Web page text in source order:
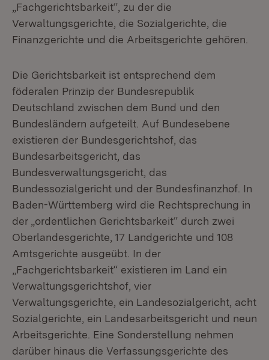
„Fachgerichtsbarkeit“, zu der die
Verwaltungsgerichte, die Sozialgerichte, die
Finanzgerichte und die Arbeitsgerichte gehören.
Die Gerichtsbarkeit ist entsprechend dem
föderalen Prinzip der Bundesrepublik
Deutschland zwischen dem Bund und den
Bundesländern aufgeteilt. Auf Bundesebene
existieren der Bundesgerichtshof, das
Bundesarbeitsgericht, das
Bundesverwaltungsgericht, das
Bundessozialgericht und der Bundesfinanzhof. In
Baden-Württemberg wird die Rechtsprechung in
der „ordentlichen Gerichtsbarkeit“ durch zwei
Oberlandesgerichte, 17 Landgerichte und 108
Amtsgerichte ausgeübt. In der
„Fachgerichtsbarkeit“ existieren im Land ein
Verwaltungsgerichtshof, vier
Verwaltungsgerichte, ein Landesozialgericht, acht
Sozialgerichte, ein Landesarbeitsgericht und neun
Arbeitsgerichte. Eine Sonderstellung nehmen
darüber hinaus die Verfassungsgerichte des